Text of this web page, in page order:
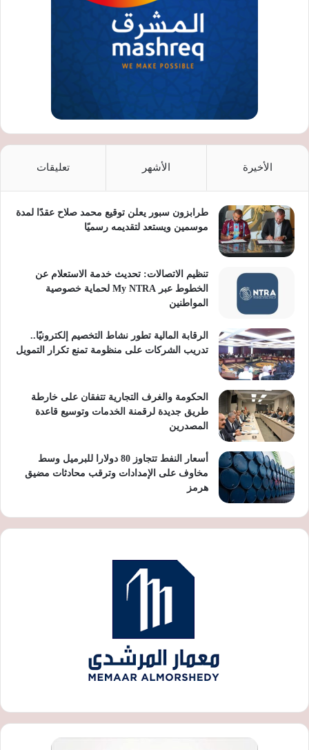
الأخيرة الأشهر تعليقات
طرابزون سبور يعلن توقيع محمد صلاح عقدًا لمدة
موسمين ويستعد لتقديمه رسميًا
تنظيم الاتصالات: تحديث خدمة الاستعلام عن
الخطوط عبر My NTRA لحماية خصوصية
المواطنين
الرقابة المالية تطور نشاط التخصيم إلكترونيًا..
تدريب الشركات على منظومة تمنع تكرار التمويل
الحكومة والغرف التجارية تتفقان على خارطة
طريق جديدة لرقمنة الخدمات وتوسيع قاعدة
المصدرين
أسعار النفط تتجاوز 80 دولارا للبرميل وسط
مخاوف على الإمدادات وترقب محادثات مضيق
هرمز